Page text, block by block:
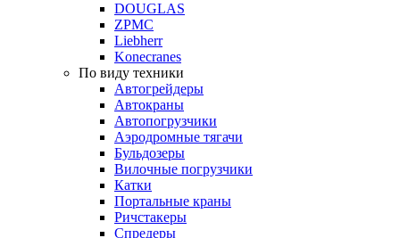
DOUGLAS
ZPMC
Liebherr
Konecranes
По виду техники
Автогрейдеры
Автокраны
Автопогрузчики
Аэродромные тягачи
Бульдозеры
Вилочные погрузчики
Катки
Портальные краны
Ричстакеры
Спредеры